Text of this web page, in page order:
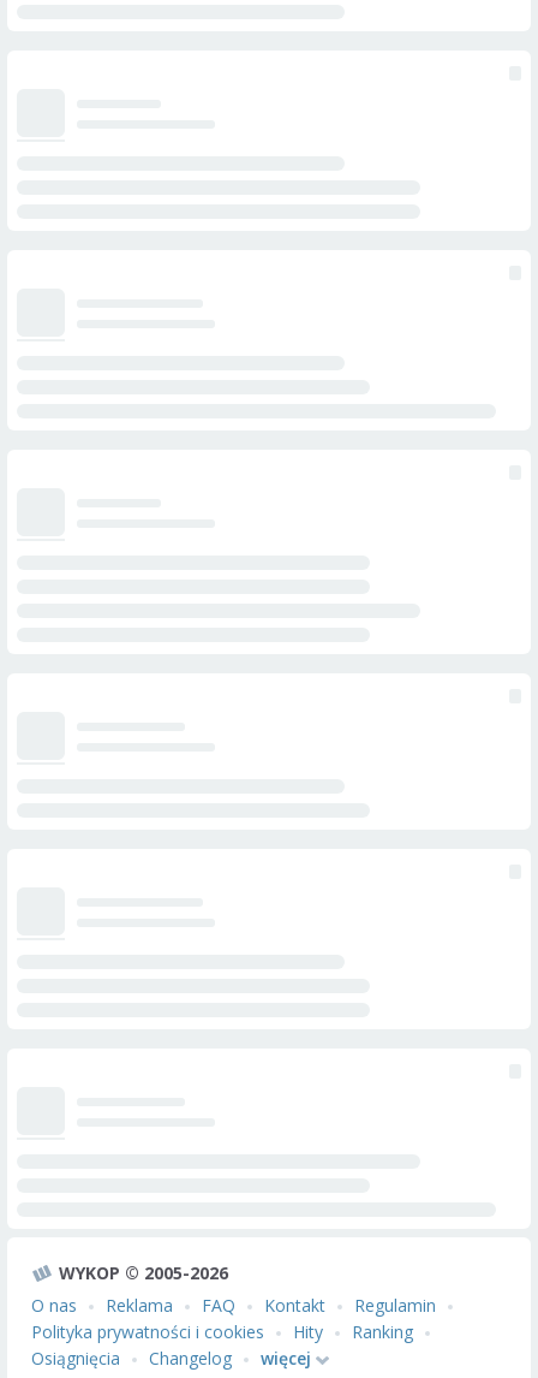
WYKOP © 2005-2026
O nas
Reklama FAQ Kontakt
Regulamin
Polityka prywatności i cookies
Hity
Ranking
Osiągnięcia
Changelog więcej